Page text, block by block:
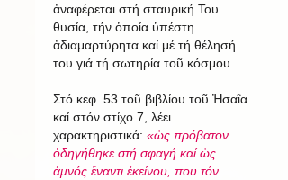
ἀναφέρεται στή σταυρική Του
θυσία, τήν ὁποία ὑπέστη
ἀδιαμαρτύρητα καί μέ τή θέλησή
του γιά τή σωτηρία τοῦ κόσμου.
Στό κεφ. 53 τοῦ βιβλίου τοῦ Ἠσαΐα
καί στόν στίχο 7, λέει
χαρακτηριστικά: «ὡς πρόβατον
ὁδηγήθηκε στή σφαγή καί ὡς
ἀμνός ἔναντι ἐκείνου, που τόν